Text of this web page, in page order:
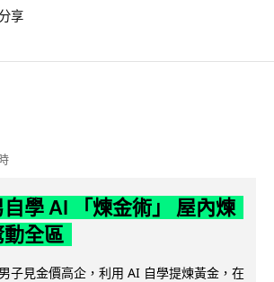
享
學 AI 「煉金術」 屋內煉
全區
子見金價高企，利用 AI 自學提煉黃金，在